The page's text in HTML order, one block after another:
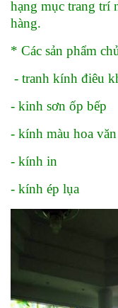
hạng mục trang trí
hàng.
* Các sản phẩm
- tranh kính điêu
- kinh sơn ốp bếp
- kính màu hoa văn
- kính in
- kính ép lụa